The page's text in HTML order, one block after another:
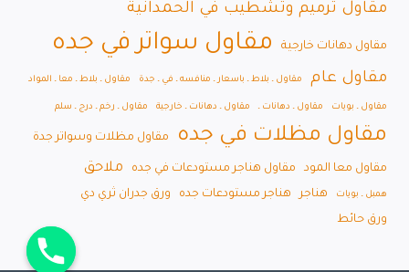
مقاول ترميم وتشطيب في الحمدانية
مقاول دهانات خارجية مقاول سواتر في جده
مقاول عام مقاول ـ بلاط ـ باسعار ـ منافسه ـ في ـ جدة مقاول ـ بلاط ـ معا ـ المواد
مقاول ـ بويات مقاول ـ دهانات ـ مقاول ـ دهانات ـ خارجية مقاول ـ رخم ـ درج ـ سلم
مقاول مظلات في جده مقاول مظلات وسواتر جدة
مقاول معا المود مقاول هناجر مستودعات في جده ملاحق
همبل ـ بويات هناجر هناجر مستودعات جده
ورق جدران ثري دي
ورق حائط